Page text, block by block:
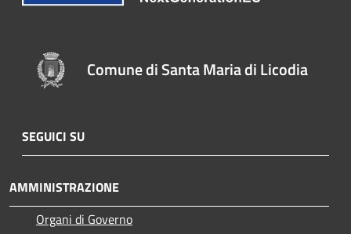
Comune di Santa Maria di Licodia
SEGUICI SU
AMMINISTRAZIONE
Organi di Governo